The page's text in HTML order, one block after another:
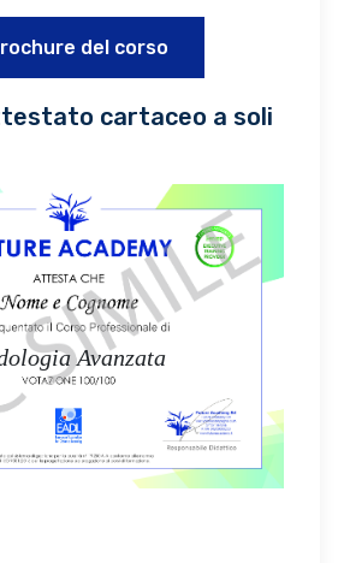
del corso
cartaceo a soli
Avanzata